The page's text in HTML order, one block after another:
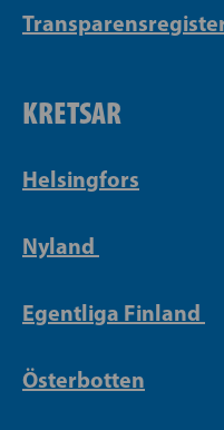
KRETSAR
Helsingfors
Nyland
Egentliga Finland
Österbotten